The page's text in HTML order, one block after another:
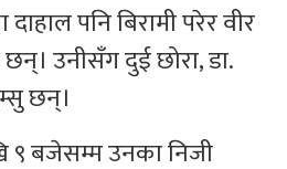
दाहाल पनि बिरामी परेर वीर
उनीसँग दुई छोरा, डा.
छन्।
बजेसम्म उनका निजी